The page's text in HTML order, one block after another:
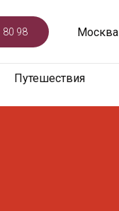
80 98 Москва
Путешествия